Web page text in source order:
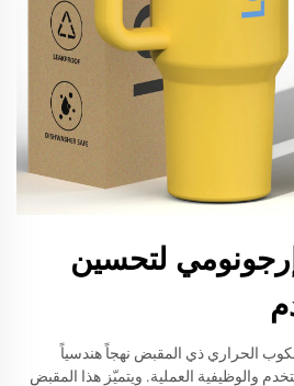
لتحسين
الحراري ذي المقبض نهجاً هندسياً
والوظيفية العملية. ويتميّز هذا المقبض